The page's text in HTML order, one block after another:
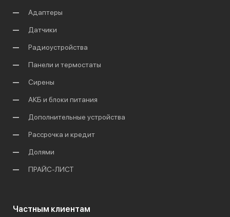
Адаптеры
Датчики
Радиоустройства
Панели и термостаты
Сирены
АКБ и блоки питания
Дополнительные устройства
Рассрочка и кредит
Долями
ПРАЙС-ЛИСТ
Частным клиентам